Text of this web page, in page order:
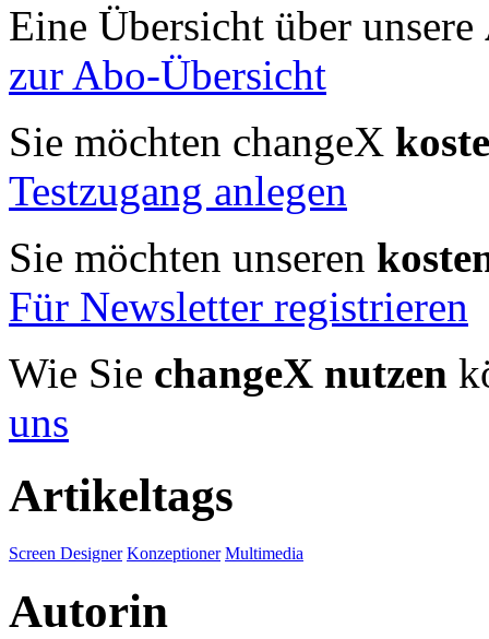
Eine Übersicht über unsere
zur Abo-Übersicht
Sie möchten changeX
Testzugang anlegen
Sie möchten unseren
Für Newsletter registrieren
Wie Sie changeX nutzen
uns
Artikeltags
Screen Designer Konzeptioner Multimedia
Autorin